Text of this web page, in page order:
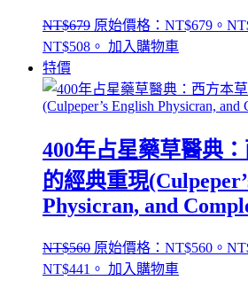
NT$679 原始價格：NT$679。
NT$508。 加入購物車
特價
400年占星藥草醫典
的經典重現
Physicran, and
NT$560 原始價格：NT$560。
NT$441。 加入購物車